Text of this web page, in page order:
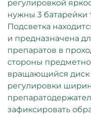
регулировкой
нужны 3 батарейки
Подсветка
и предназначена
препаратов в
стороны
вращающийся диск
регулировки
зафиксировать